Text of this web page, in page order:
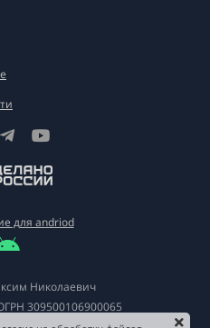
для andriod
Николаевич
309500106900065